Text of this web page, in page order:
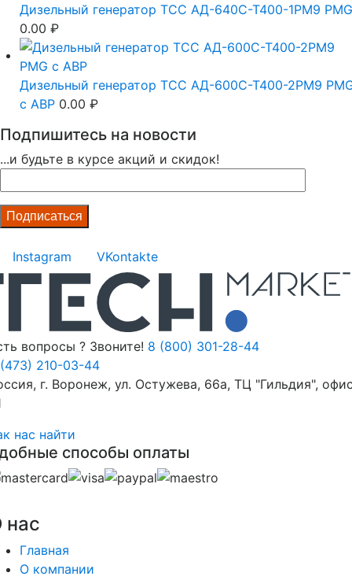
Дизельный генератор ТСС АД-640С-Т400-1РМ9 PMG
0.00 ₽
Дизельный генератор ТСС АД-600С-Т400-2РМ9
c АВР 0.00 ₽
Подпишитесь на новости
...и будьте в курсе акций и скидок!
Instagram VKontakte
вопросы ? Звоните! 8 (800) 301-28-44
210-03-44
г. Воронеж, ул. Остужева, 66а, ТЦ "Гильдия",
нас найти
способы оплаты
нас
Главная
О компании